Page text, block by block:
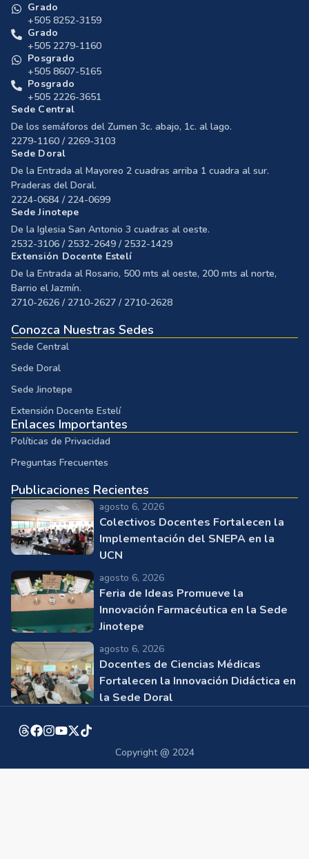
Grado
+505 8252-3159
Grado
+505 2279-1160
Posgrado
+505 8607-5165
Posgrado
+505 2226-3651
Sede Central
De los semáforos del Zumen 3c. abajo, 1c. al lago.
2279-1160 / 2269-3103
Sede Doral
De la Entrada al Mayoreo 2 cuadras arriba 1 cuadra al sur.
Praderas del Doral.
2224-0684 / 224-0699
Sede Jinotepe
De la Iglesia San Antonio 3 cuadras al oeste.
2532-3106 / 2532-2649 / 2532-1429
Extensión Docente Estelí
De la Entrada al Rosario, 500 mts al oeste, 200 mts al norte,
Barrio el Jazmín.
2710-2626 / 2710-2627 / 2710-2628
Conozca Nuestras Sedes
Sede Central
Sede Doral
Sede Jinotepe
Extensión Docente Estelí
Enlaces Importantes
Políticas de Privacidad
Preguntas Frecuentes
Publicaciones Recientes
agosto 6, 2026
Colectivos Docentes Fortalecen la
Implementación del SNEPA en la
UCN
agosto 6, 2026
Feria de Ideas Promueve la
Innovación Farmacéutica en la Sede
Jinotepe
agosto 6, 2026
Docentes de Ciencias Médicas
Fortalecen la Innovación Didáctica en
la Sede Doral
Copyright @ 2024